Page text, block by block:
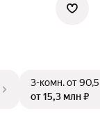
3-комн.от
от 15,3 млн ₽